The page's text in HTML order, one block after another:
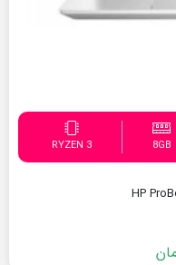
8GB
RYZEN 3